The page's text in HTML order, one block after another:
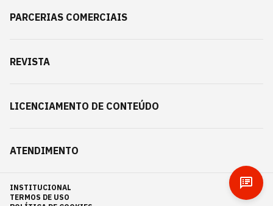
PARCERIAS COMERCIAIS
REVISTA
LICENCIAMENTO DE CONTEÚDO
ATENDIMENTO
INSTITUCIONAL
TERMOS DE USO